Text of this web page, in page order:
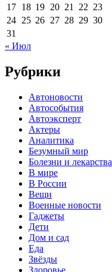
17 18 19 20 21 22 23
24 25 26 27 28 29 30
31
« Июл
Рубрики
Автоновости
Автособытия
Автоэксперт
Актеры
Аналитика
Безумный мир
Болезни и лекарства
В мире
В России
Вещи
Военные новости
Гаджеты
Дети
Дом и сад
Еда
Звёзды